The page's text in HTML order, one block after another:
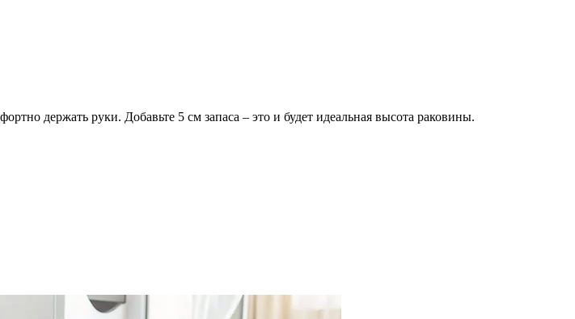
держать руки. Добавьте 5 см запаса – это и будет идеальная высота раковины.